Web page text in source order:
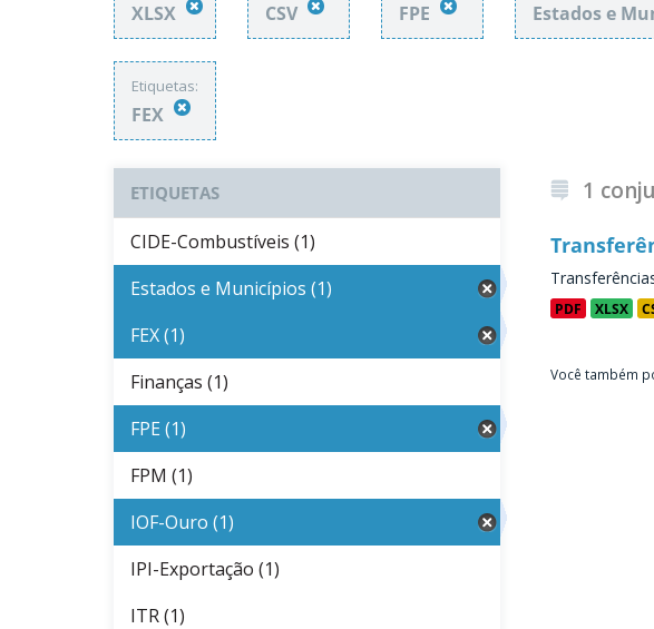
XLSX CSV FPE Estados e
Etiquetas:
FEX
1
PDF XLSX
Você também
ETIQUETAS
CIDE-Combustíveis (1)
Estados e Municípios (1)
FEX (1)
Finanças (1)
FPE (1)
FPM (1)
IOF-Ouro (1)
IPI-Exportação (1)
ITR (1)